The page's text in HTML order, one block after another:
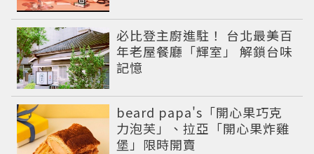
必比登主廚進駐！ 台北最美百
年老屋餐廳「輝室」 解鎖台味
記憶
beard papa's「開心果巧克
力泡芙」、拉亞「開心果炸雞
堡」限時開賣